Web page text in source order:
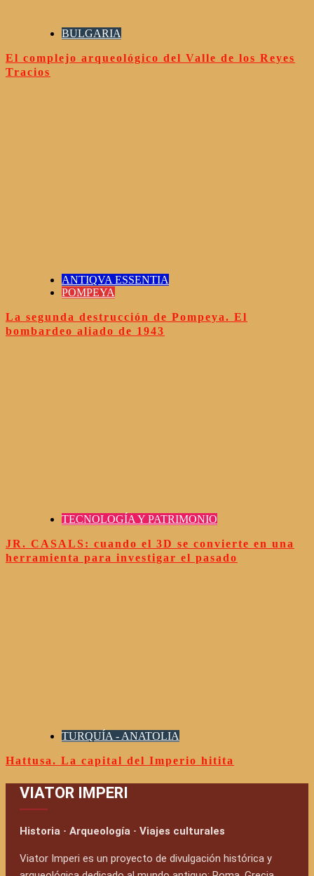
BULGARIA
El complejo arqueológico del Valle de los Reyes
Tracios
ANTIQVA ESSENTIA
POMPEYA
La segunda destrucción de Pompeya. El
bombardeo aliado de 1943
TECNOLOGÍA Y PATRIMONIO
JR. CASALS: cuando el 3D se convierte en una
herramienta para investigar el pasado
TURQUÍA - ANATOLIA
Hattusa. La capital del Imperio hitita
VIATOR IMPERI
Historia · Arqueología · Viajes culturales
Viator Imperi es un proyecto de divulgación histórica y